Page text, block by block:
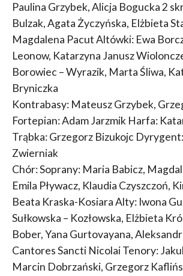
Paulina Grzybek, Alicja Bogucka 2
Bulzak, Agata Życzyńska, Elżbieta
Magdalena Pacut Altówki: Ewa
Leonow, Katarzyna Janusz
Borowiec – Wyrazik, Marta Śliwa,
Bryniczka
Kontrabasy: Mateusz Grzybek,
Fortepian: Adam Jarzmik Harfa:
Trąbka: Grzegorz Bizukojc
Zwierniak
Chór: Soprany: Maria Babicz,
Emila Pływacz, Klaudia Czyszczoń,
Beata Kraska-Kosiara Alty: Iwona
Sułkowska – Kozłowska, Elżbieta
Bober, Yana Gurtovayana,
Cantores Sancti Nicolai Tenory:
Marcin Dobrzański, Grzegorz